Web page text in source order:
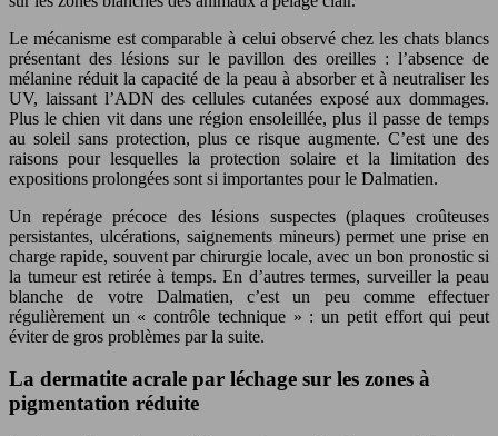
Le mécanisme est comparable à celui observé chez les chats blancs
présentant des lésions sur le pavillon des oreilles : l’absence de
mélanine réduit la capacité de la peau à absorber et à neutraliser les
UV, laissant l’ADN des cellules cutanées exposé aux dommages.
Plus le chien vit dans une région ensoleillée, plus il passe de temps
au soleil sans protection, plus ce risque augmente. C’est une des
raisons pour lesquelles la protection solaire et la limitation des
expositions prolongées sont si importantes pour le Dalmatien.
Un repérage précoce des lésions suspectes (plaques croûteuses
persistantes, ulcérations, saignements mineurs) permet une prise en
charge rapide, souvent par chirurgie locale, avec un bon pronostic si
la tumeur est retirée à temps. En d’autres termes, surveiller la peau
blanche de votre Dalmatien, c’est un peu comme effectuer
régulièrement un « contrôle technique » : un petit effort qui peut
éviter de gros problèmes par la suite.
La dermatite acrale par léchage sur les zones à
pigmentation réduite